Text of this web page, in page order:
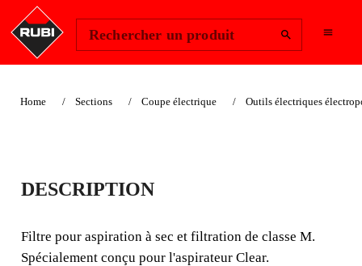
Rechercher un produit
Home Sections Coupe électrique Outils électriques
FILTRE
ASPIRATEUR RUBI
CLEAR
DESCRIPTION
Filtre pour aspiration à sec et filtration de classe M.
Spécialement conçu pour l'aspirateur Clear.